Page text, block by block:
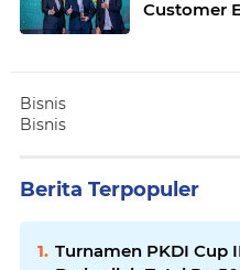
Customer
Bisnis
Bisnis
Berita Terpopuler
Turnamen PKDI Cup